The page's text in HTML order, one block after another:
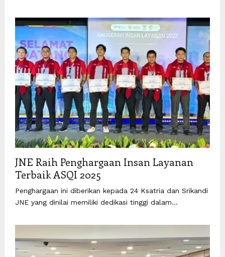
JNE Raih Penghargaan Insan Layanan
Terbaik ASQI 2025
Penghargaan ini diberikan kepada 24 Ksatria dan Srikandi
JNE yang dinilai memiliki dedikasi tinggi dalam...